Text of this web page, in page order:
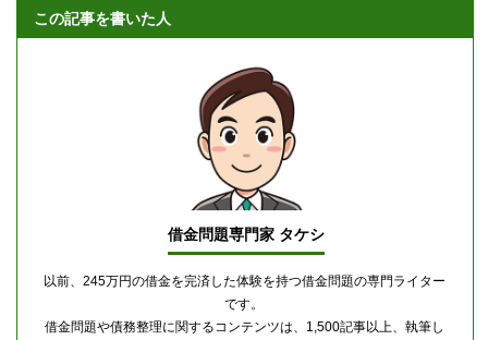
この記事を書いた人
借金問題専門家 タケシ
以前、245万円の借金を完済した体験を持つ借金問題の専門ライター
です。
借金問題や債務整理に関するコンテンツは、1,500記事以上、執筆し